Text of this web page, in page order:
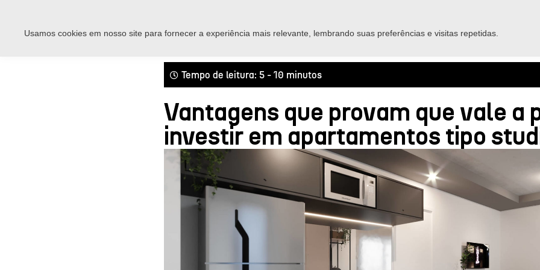
Tempo de leitura: 5 - 10 minutos
Vantagens que provam que vale a
investir em apartamentos tipo
Usamos cookies em nosso site para fornecer a experiência mais relevante, lembrando suas preferências e visitas repetidas.